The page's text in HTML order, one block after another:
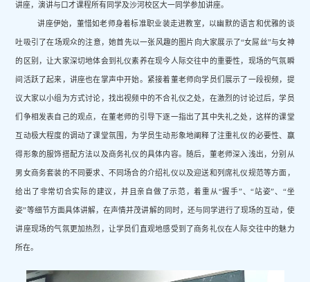
讲座，演讲与口才课程所有同学及沙河校区大一同学参加讲座。
讲座伊始，董惜如老师身着标准职业装走进教室，以幽默的语言和优雅的谈
吐吸引了在场观众的注意，她首先以一张风趣的图片向大家展示了“女屌丝”与女神
的区别，让大家深切地体会到礼仪素养在现今人际交往中的重要性，现场的气氛瞬
间活跃了起来，讲座也在掌声中开始。紧接着董老师向学员们展示了一段视频，提
议大家以小组为方式讨论，找出视频中的不合礼仪之处，在激烈的讨论过后，学员
们争相发表自己的观点，在董老师的引导下逐一指出了其中失礼之处，这样的课堂
互动极大程度的调动了课堂氛围，为学员生动形象地阐释了注重礼仪的必要性、赢
得形象的服饰搭配方法以及商务礼仪的具体内容。随后，董老师深入浅出，分别从
男女商务套装的不同要求、不同场合的介绍礼仪以及迎送和列席礼仪规范等方面，
给出了非常切合实际的建议，并且亲自做了示范，着重从“握手”、“站姿”、 “坐
姿”等细节方面具体讲解，在声情并茂讲解的同时，还与同学进行了现场的互动，使
讲座现场的气氛更加热烈， 让学员们直观地感受到了商务礼仪在人际交往中的魅力
所在。